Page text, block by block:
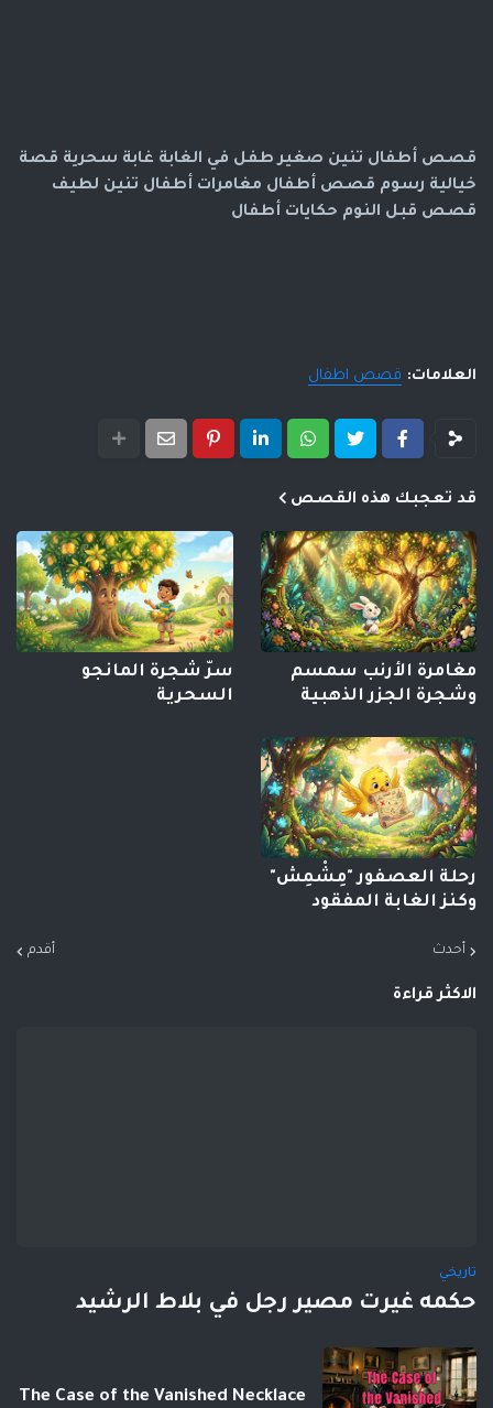
قصص قبل النوم حكايات أطفال
العلامات: قصص اطفال
قد تعجبك هذه القصص
مغامرة الأرنب سمسم
وشجرة الجزر الذهبية
سرّ شجرة المانجو
السحرية
رحلة العصفور "مِشْمِش"
وكنز الغابة المفقود
أحدث أقدم
الاكثر قراءة
تاريخي
حكمه غيرت مصير رجل في بلاط الرشيد
The Case of the Vanished Necklace